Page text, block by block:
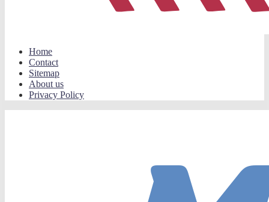
Home
Contact
Sitemap
About us
Privacy Policy